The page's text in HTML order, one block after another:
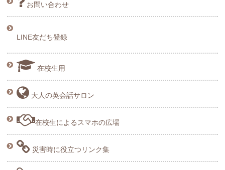
お問い合わせ
LINE友だち登録
在校生用
大人の英会話サロン
在校生によるスマホの広場
災害時に役立つリンク集